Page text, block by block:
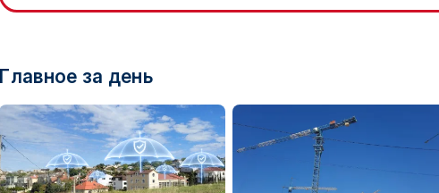
Главное за день